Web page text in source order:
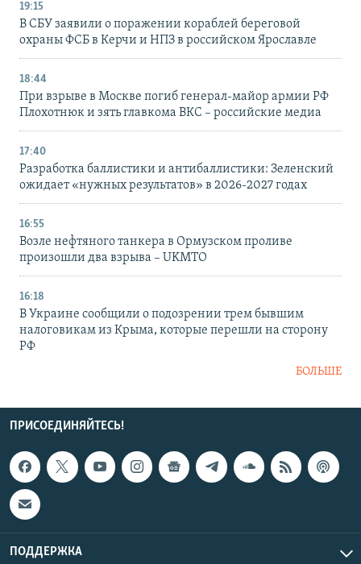
19:15
В СБУ заявили о поражении кораблей береговой
охраны ФСБ в Керчи и НПЗ в российском Ярославле
18:44
При взрыве в Москве погиб генерал-майор армии РФ
Плохотнюк и зять главкома ВКС – российские медиа
17:40
Разработка баллистики и антибаллистики: Зеленский
ожидает «нужных результатов» в 2026-2027 годах
16:55
Возле нефтяного танкера в Ормузском проливе
произошли два взрыва – UKMTO
16:18
В Украине сообщили о подозрении трем бывшим
налоговикам из Крыма, которые перешли на сторону
РФ
БОЛЬШЕ
ПРИСОЕДИНЯЙТЕСЬ!
ПОДДЕРЖКА